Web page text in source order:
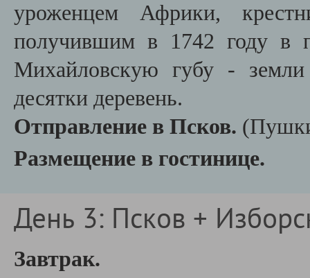
уроженцем Африки,
получившим в 1742 году в
Михайловскую губу -
десятки деревень.
Отправление в Псков.
Размещение в гостинице.
День 3: Псков +
Завтрак.